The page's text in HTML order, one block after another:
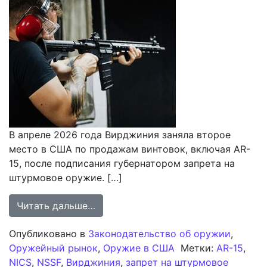
В апреле 2026 года Вирджиния заняла второе
место в США по продажам винтовок, включая AR-
15, после подписания губернатором запрета на
штурмовое оружие. […]
Читать дальше…
Опубликовано в Законодательство об оружии,
Оружейный рынок, Оружие в США Метки: AR-15,
NICS, NSSF, Вирджиния, запрет на штурмовое